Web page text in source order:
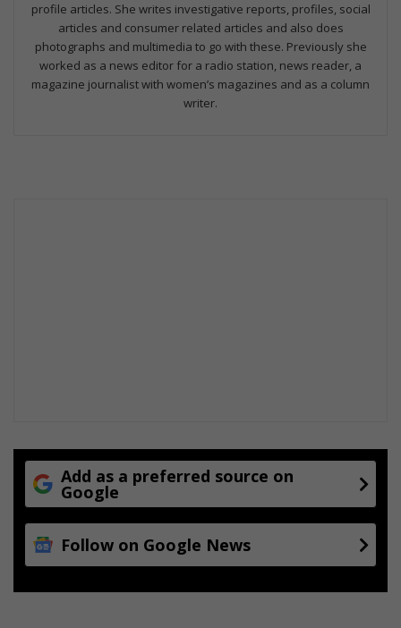
profile articles. She writes investigative reports, profiles, social
articles and consumer related articles and also does
photographs and multimedia to go with these. Previously she
worked as a news editor for a radio station, news reader, a
magazine journalist with women’s magazines and as a column
writer.
Add as a preferred source on
Google
Follow on Google News